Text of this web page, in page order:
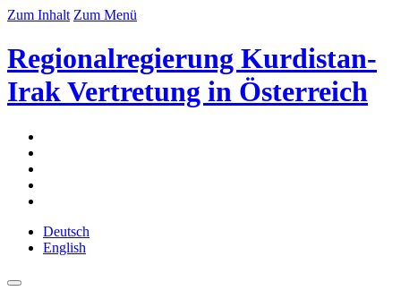
Zum Inhalt Zum Menü
Regionalregierung Kurdistan-
Irak Vertretung in Österreich
Deutsch
English